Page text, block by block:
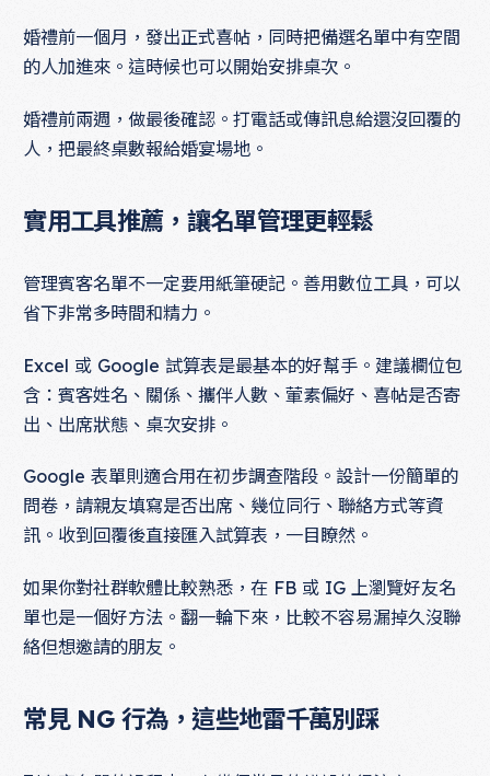
婚禮前一個月，發出正式喜帖，同時把備選名單中有空間
的人加進來。這時候也可以開始安排桌次。
婚禮前兩週，做最後確認。打電話或傳訊息給還沒回覆的
人，把最終桌數報給婚宴場地。
實用工具推薦，讓名單管理更輕鬆
管理賓客名單不一定要用紙筆硬記。善用數位工具，可以
省下非常多時間和精力。
Excel 或 Google 試算表是最基本的好幫手。建議欄位包
含：賓客姓名、關係、攜伴人數、葷素偏好、喜帖是否寄
出、出席狀態、桌次安排。
Google 表單則適合用在初步調查階段。設計一份簡單的
問卷，請親友填寫是否出席、幾位同行、聯絡方式等資
訊。收到回覆後直接匯入試算表，一目瞭然。
如果你對社群軟體比較熟悉，在 FB 或 IG 上瀏覽好友名
單也是一個好方法。翻一輪下來，比較不容易漏掉久沒聯
絡但想邀請的朋友。
常見 NG 行為，這些地雷千萬別踩